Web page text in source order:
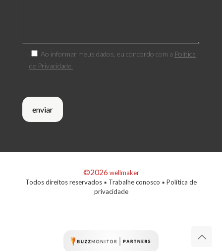
Ao informar meus dados, eu concordo com a Política
de Privacidade.
©2026wellmaker
Todos direitos reservados ▪ Trabalhe conosco ▪ Política de
privacidade